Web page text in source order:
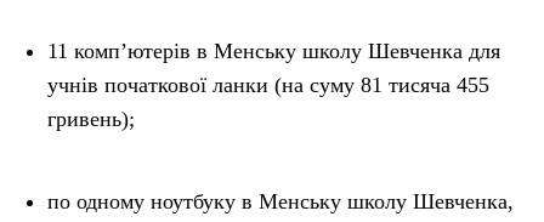
11 комп’ютерів в Менську школу Шевченка для
учнів початкової ланки (на суму 81 тисяча 455
гривень);
по одному ноутбуку в Менську школу Шевченка,